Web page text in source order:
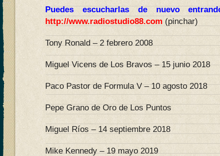
Puedes escucharlas de nuevo
http://www.radiostudio88.com (pinchar)
Tony Ronald – 2 febrero 2008
Miguel Vicens de Los Bravos – 15 junio 2018
Paco Pastor de Formula V – 10 agosto 2018
Pepe Grano de Oro de Los Puntos
Miguel Ríos – 14 septiembre 2018
Mike Kennedy – 19 mayo 2019